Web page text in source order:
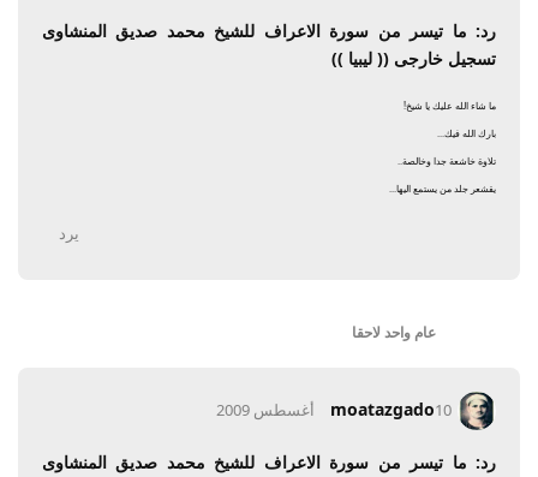
رد: ما تيسر من سورة الاعراف للشيخ محمد صديق المنشاوى
تسجيل خارجى (( ليبيا ))
ما شاء الله عليك يا شيخ!
بارك الله فيك...
تلاوة خاشعة جدا وخالصة..
يقشعر جلد من يستمع اليها...
يرد
عام واحد لاحقا
moatazgado10 أغسطس 2009
رد: ما تيسر من سورة الاعراف للشيخ محمد صديق المنشاوى